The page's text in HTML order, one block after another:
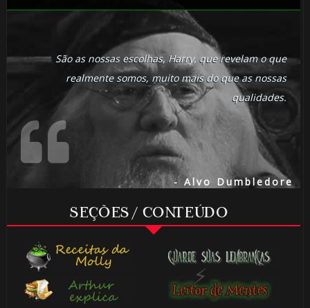
São as nossas escolhas, Harry, que revelam o que
realmente somos, muito mais do que as nossas
qualidades.
- Alvo Dumbledore
SEÇÕES / CONTEÚDO
⚡
🎈